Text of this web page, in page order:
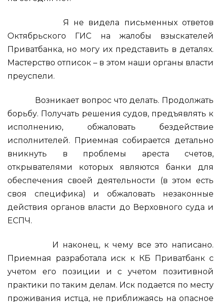
Я не видела письменных ответов
Октябрьского ГИС на жалобы взыскателей
Приватбанка, но могу их представить в деталях.
Мастерство отписок – в этом наши органы власти
преуспели.
Возникает вопрос что делать. Продолжать
борьбу. Получать решения судов, предъявлять к
исполнению, обжаловать бездействие
исполнителей. Приемная собирается детально
вникнуть в проблемы ареста счетов,
открывателями которых являются банки для
обеспечения своей деятельности (в этом есть
своя специфика) и обжаловать незаконные
действия органов власти до Верховного суда и
ЕСПЧ.
И наконец, к чему все это написано.
Приемная разработала иск к КБ Приватбанк с
учетом его позиции и с учетом позитивной
практики по таким делам. Иск подается по месту
проживания истца, не приближаясь на опасное